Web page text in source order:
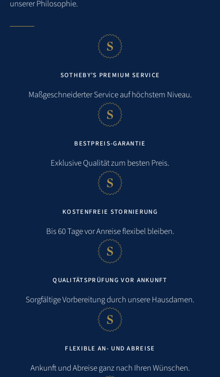
Entfernungen
0,7 km
Einkaufsmöglichkeit:
1,0 km
unserer Philosophie.
SOTHEBY’S PREMIUM SERVICE
Maßgeschneiderter Service auf höchstem Niveau.
BESTPREIS-GARANTIE
Exklusive Qualität zum besten Preis.
KOSTENFREIE STORNIERUNG
Bis 60 Tage vor Anreise flexibel bleiben.
QUALITÄTSPRÜFUNG VOR ANKUNFT
Sorgfältige Vorbereitung durch unsere Hausdamen.
FLEXIBLE AN- UND ABREISE
Ankunft und Abreise ganz nach Ihren Wünschen.